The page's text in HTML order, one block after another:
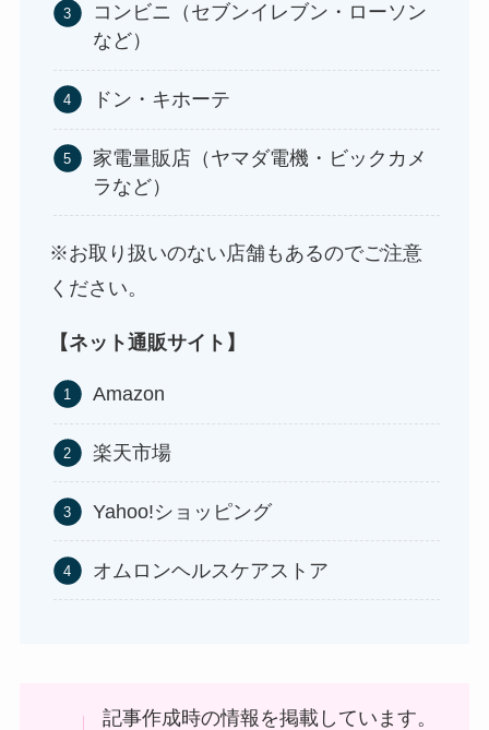
アサイーの冷凍はどこに売ってる？コストコや業
務スーパーで買える！
食紅はどこで買える？ダイソーやセリアなどの100
コンビニ（セブンイレブン・ローソン
など）
ドン・キホーテ
家電量販店（ヤマダ電機・ビックカメ
ラなど）
※お取り扱いのない店舗もあるのでご注意
ください。
【ネット通販サイト】
Amazon
楽天市場
Yahoo!ショッピング
オムロンヘルスケアストア
記事作成時の情報を掲載しています。